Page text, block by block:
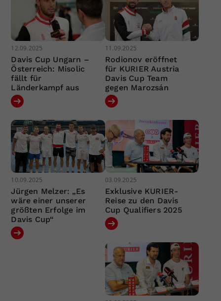
12.09.2025
Davis Cup Ungarn –
Österreich: Misolic
fällt für
Länderkampf aus
11.09.2025
Rodionov eröffnet
für KURIER Austria
Davis Cup Team
gegen Marozsán
10.09.2025
Jürgen Melzer: „Es
wäre einer unserer
größten Erfolge im
Davis Cup“
03.09.2025
Exklusive KURIER-
Reise zu den Davis
Cup Qualifiers 2025